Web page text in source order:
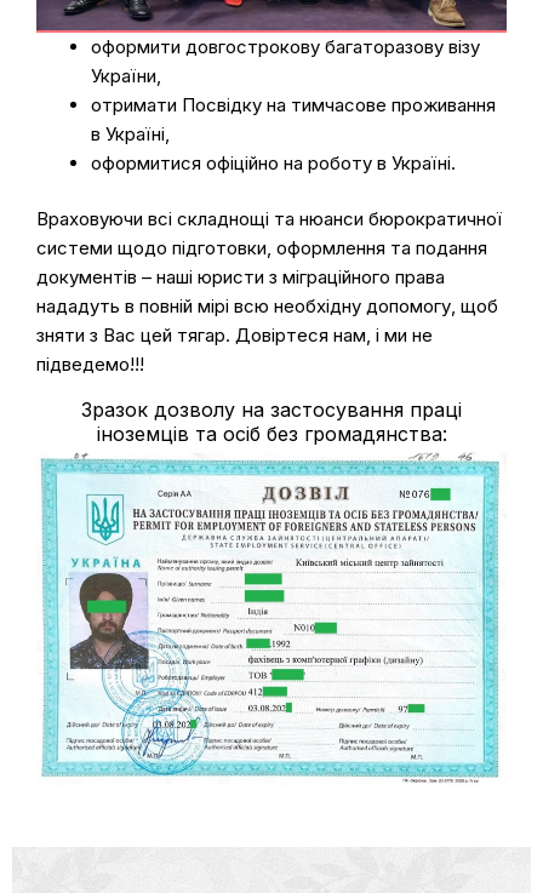
оформити довгострокову багаторазову візу
України,
отримати Посвідку на тимчасове проживання
в Україні,
оформитися офіційно на роботу в Україні.
Враховуючи всі складнощі та нюанси бюрократичної
системи щодо підготовки, оформлення та подання
документів – наші юристи з міграційного права
нададуть в повній мірі всю необхідну допомогу, щоб
зняти з Вас цей тягар. Довіртеся нам, і ми не
підведемо!!!
Зразок дозволу на застосування праці
іноземців та осіб без громадянства: